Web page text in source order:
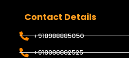
Contact Details
+918988885050
+918988882525